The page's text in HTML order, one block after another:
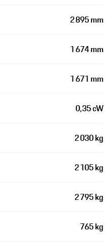
2 895 mm
1 674 mm
1 671 mm
0,35 cW
2 030 kg
2 105 kg
2 795 kg
765 kg